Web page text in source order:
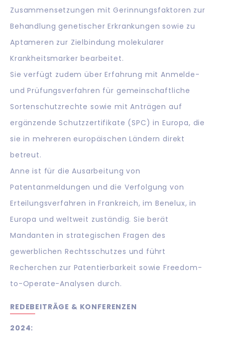
Zusammensetzungen mit Gerinnungsfaktoren zur
Behandlung genetischer Erkrankungen sowie zu
Aptameren zur Zielbindung molekularer
Krankheitsmarker bearbeitet.
Sie verfügt zudem über Erfahrung mit Anmelde-
und Prüfungsverfahren für gemeinschaftliche
Sortenschutzrechte sowie mit Anträgen auf
ergänzende Schutzzertifikate (SPC) in Europa, die
sie in mehreren europäischen Ländern direkt
betreut.
Anne ist für die Ausarbeitung von
Patentanmeldungen und die Verfolgung von
Erteilungsverfahren in Frankreich, im Benelux, in
Europa und weltweit zuständig. Sie berät
Mandanten in strategischen Fragen des
gewerblichen Rechtsschutzes und führt
Recherchen zur Patentierbarkeit sowie Freedom-
to-Operate-Analysen durch.
REDEBEITRÄGE & KONFERENZEN
2024: